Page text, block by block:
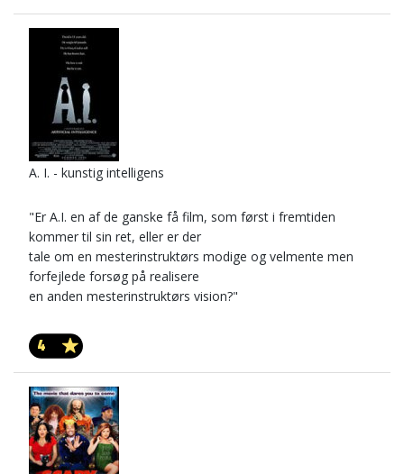
A. I. - kunstig intelligens
"Er A.I. en af de ganske få film, som først i fremtiden
kommer til sin ret, eller er der
tale om en mesterinstruktørs modige og velmente men
forfejlede forsøg på realisere
en anden mesterinstruktørs vision?"
4